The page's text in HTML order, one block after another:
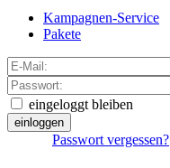
Kampagnen-Service
Pakete
eingeloggt bleiben
einloggen
Passwort vergessen?